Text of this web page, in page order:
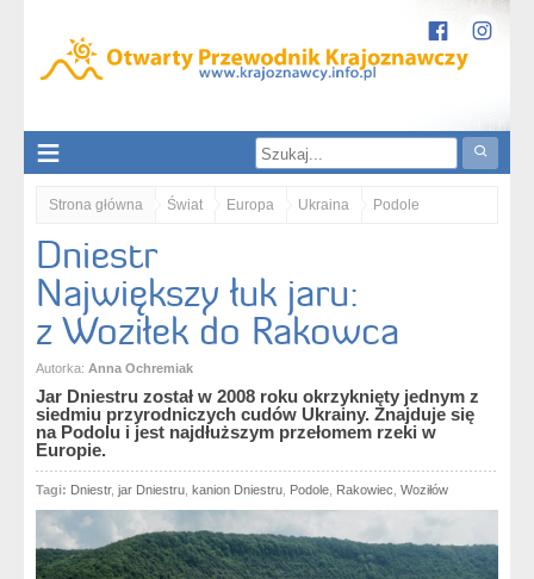
Strona główna Świat Europa Ukraina Podole
Dniestr. Największy łuk jaru: z Woziłek do Rakowca
Dniestr
Największy łuk jaru:
z Woziłek do Rakowca
Autorka: Anna Ochremiak
Jar Dniestru został w 2008 roku okrzyknięty jednym z
siedmiu przyrodniczych cudów Ukrainy. Znajduje się
na Podolu i jest najdłuższym przełomem rzeki w
Europie.
Tagi: Dniestr, jar Dniestru kanion Dniestru Podole Rakowiec Woziłów